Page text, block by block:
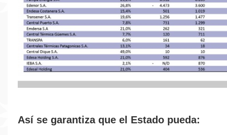
Así se garantiza que el Estado pueda: